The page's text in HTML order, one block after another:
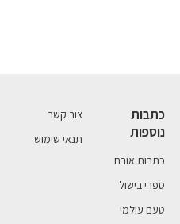
כתבות
נוספות
כתבות אורח
ספרי בישול
טעם עולמי
צור קשר
תנאי שימוש